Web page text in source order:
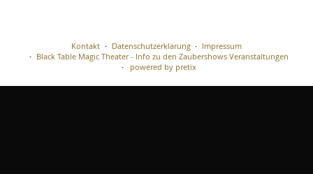
Kontakt Datenschutzerklärung
Impressum
Black Table Magic Theater - Info zu den Zaubershows Veranstaltungen
powered by pretix